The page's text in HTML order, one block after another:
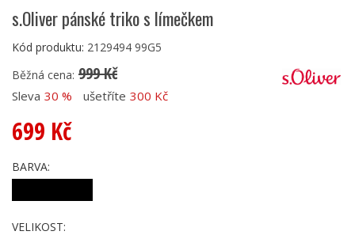
s.Oliver pánské triko s límečkem
Kód produktu: 2129494 99G5
Běžná cena: 999 Kč
Sleva 30 % ušetříte 300 Kč
699 Kč
BARVA:
VELIKOST: